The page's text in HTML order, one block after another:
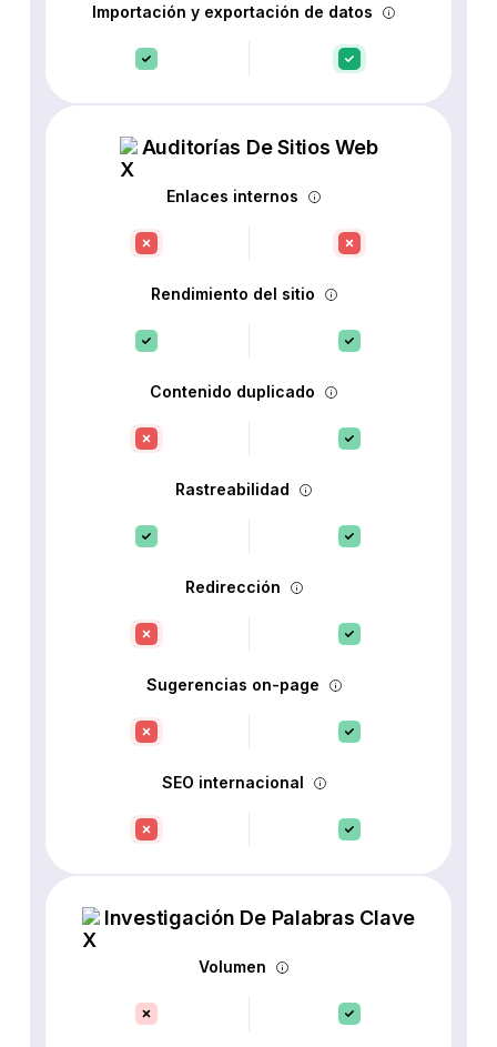
Importación y exportación de datos
Auditorías De Sitios Web
Enlaces internos
Rendimiento del sitio
Contenido duplicado
Rastreabilidad
Redirección
Sugerencias on-page
SEO internacional
Investigación De Palabras Clave
Volumen